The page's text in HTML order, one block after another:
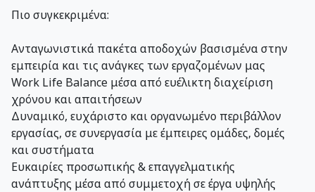
Πιο συγκεκριμένα:
Ανταγωνιστικά πακέτα αποδοχών βασισμένα στην
εμπειρία και τις ανάγκες των εργαζομένων μας
Work Life Balance μέσα από ευέλικτη διαχείριση
χρόνου και απαιτήσεων
Δυναμικό, ευχάριστο και οργανωμένο περιβάλλον
εργασίας, σε συνεργασία με έμπειρες ομάδες, δομές
και συστήματα
Ευκαιρίες προσωπικής & επαγγελματικής
ανάπτυξης μέσα από συμμετοχή σε έργα υψηλής